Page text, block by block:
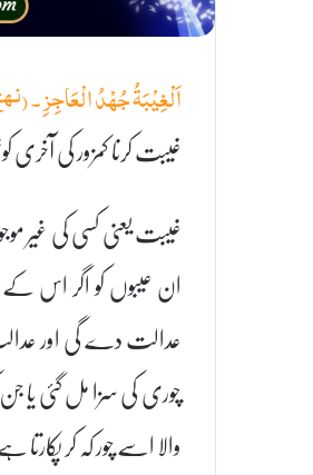
اَلْغِيْبَةُ جُهْدُ الْعَاجِزِ۔
غیبت کرنا کمزور کی
غیبت یعنی کسی کی غیر
ان عیبوں کو اگر اس
عدالت دے گی اور
چوری کی سزا مل گئی یا
والا اسے چور کہ کر